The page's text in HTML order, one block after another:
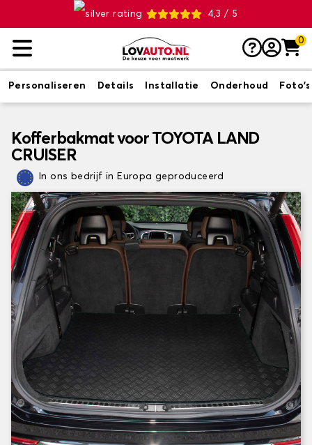
4,3 / 5
0
Personaliseren Details Installatie Onderhoud Foto's
Kofferbakmat voor TOYOTA LAND
CRUISER
In ons bedrijf in Europa geproduceerd